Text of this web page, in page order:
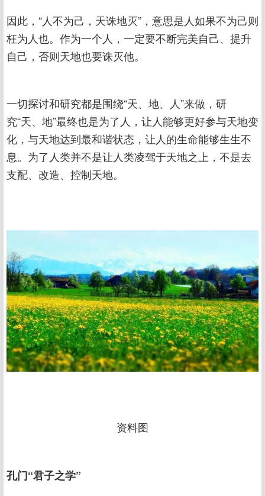
因此，“人不为己，天诛地灭”，意思是人如果不为己则
枉为人也。作为一个人，一定要不断完美自己、提升
自己，否则天地也要诛灭他。
一切探讨和研究都是围绕“天、地、人”来做，研
究“天、地”最终也是为了人，让人能够更好参与天地变
化，与天地达到最和谐状态，让人的生命能够生生不
息。为了人类并不是让人类凌驾于天地之上，不是去
支配、改造、控制天地。
资料图
孔门“君子之学”